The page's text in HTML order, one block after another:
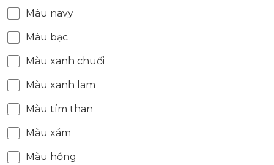
Màu navy
Màu bạc
Màu xanh chuối
Màu xanh lam
Màu tím than
Màu xám
Màu hồng